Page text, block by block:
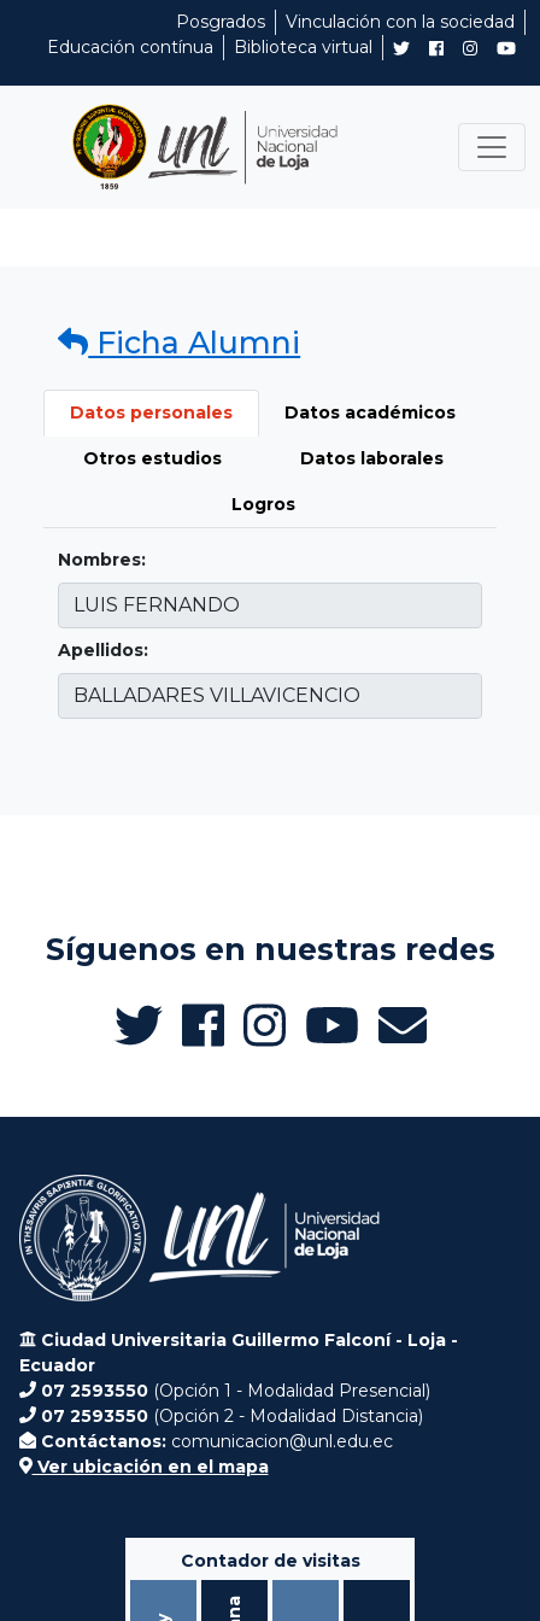
Posgrados
Vinculación con la sociedad
Educación contínua
Biblioteca virtual
Ficha Alumni
Datos personales Datos académicos
Otros estudios Datos laborales
Logros
Nombres:
Apellidos:
Síguenos en nuestras redes
Ciudad Universitaria Guillermo Falconí - Loja -
Ecuador
07 2593550 (Opción 1 - Modalidad Presencial)
07 2593550 (Opción 2 - Modalidad Distancia)
Contáctanos: comunicacion@unl.edu.ec
Ver ubicación en el mapa
Contador de visitas